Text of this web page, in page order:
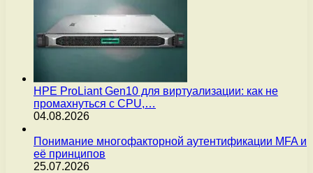
HPE ProLiant Gen10 для виртуализации: как не
промахнуться с CPU,…
04.08.2026
Понимание многофакторной аутентификации MFA и
её принципов
25.07.2026